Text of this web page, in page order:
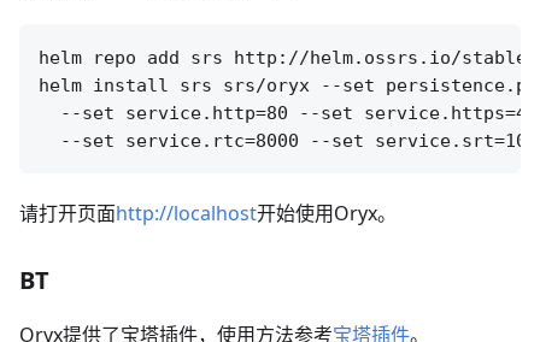
helm repo add srs http://helm.ossrs.io/stable
helm install srs srs/oryx --set
--set service.http=80 --set
请打开页面http://localhost开始使用Oryx。
BT
Oryx提供了宝塔插件，使用方法参考宝塔插件。